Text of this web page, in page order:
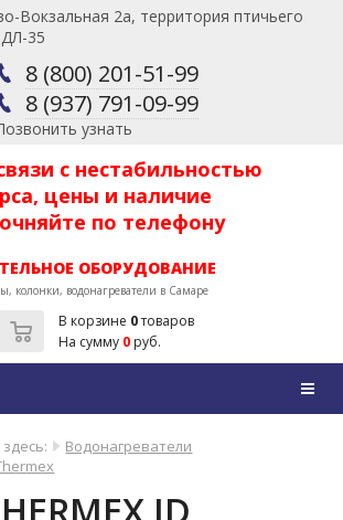
Вокзальная 2а, территория птичьего
35
8 (800) 201-51-99
8 (937) 791-09-99
узнать
с нестабильностью
цены и наличие
по телефону
ОБОРУДОВАНИЕ
колонки, водонагреватели в Самаре
В корзине 0товаров
На сумму 0руб.
Водонагреватели